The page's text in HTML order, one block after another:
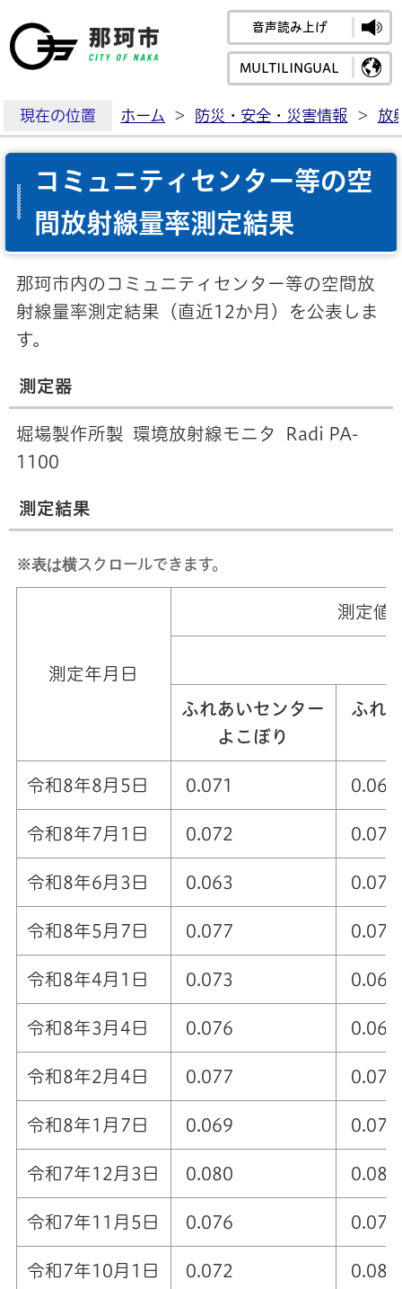
那珂市公式ホームペ
音声読み上げ
MULTILINGUAL
現在の位置 ホーム > 防災・安全・災害情報 > 放
コミュニティセンター等の空
間放射線量率測定結果
那珂市内のコミュニティセンター等の空間放
射線量率測定結果（直近12か月）を公表しま
す。
測定器
堀場製作所製 環境放射線モニタ Radi PA-
1100
測定結果
※表は横スクロールできます。
測定年月日
測定値
ふれあいセンター
よこぼり
ふれ
令和8年8月5日 0.071 0.065
令和8年7月1日 0.072 0.077
令和8年6月3日 0.063 0.078
令和8年5月7日 0.077 0.076
令和8年4月1日 0.073 0.066
令和8年3月4日 0.076 0.069
令和8年2月4日 0.077 0.073
令和8年1月7日 0.069 0.073
令和7年12月3日 0.080 0.083
令和7年11月5日 0.076 0.077
令和7年10月1日 0.072 0.081